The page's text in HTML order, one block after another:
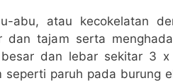
abu, atau kecokelatan
dan tajam serta
besar dan lebar sekitar 3
paruh pada burung